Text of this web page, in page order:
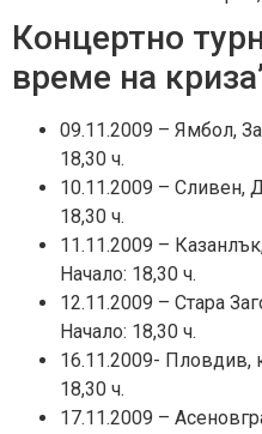
Концертно
време на
09.11.2009 – Ямбол,
18,30 ч.
10.11.2009 – Сливен,
18,30 ч.
11.11.2009 –
Начало: 18,30 ч.
12.11.2009 – Стара
Начало: 18,30 ч.
16.11.2009- Пловдив,
18,30 ч.
17.11.2009 –